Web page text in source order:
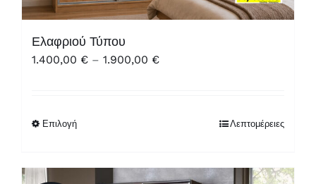
Ελαφριού Τύπου
1.400,00 € – 1.900,00 €Price
Επιλογή Λεπτομέρειες